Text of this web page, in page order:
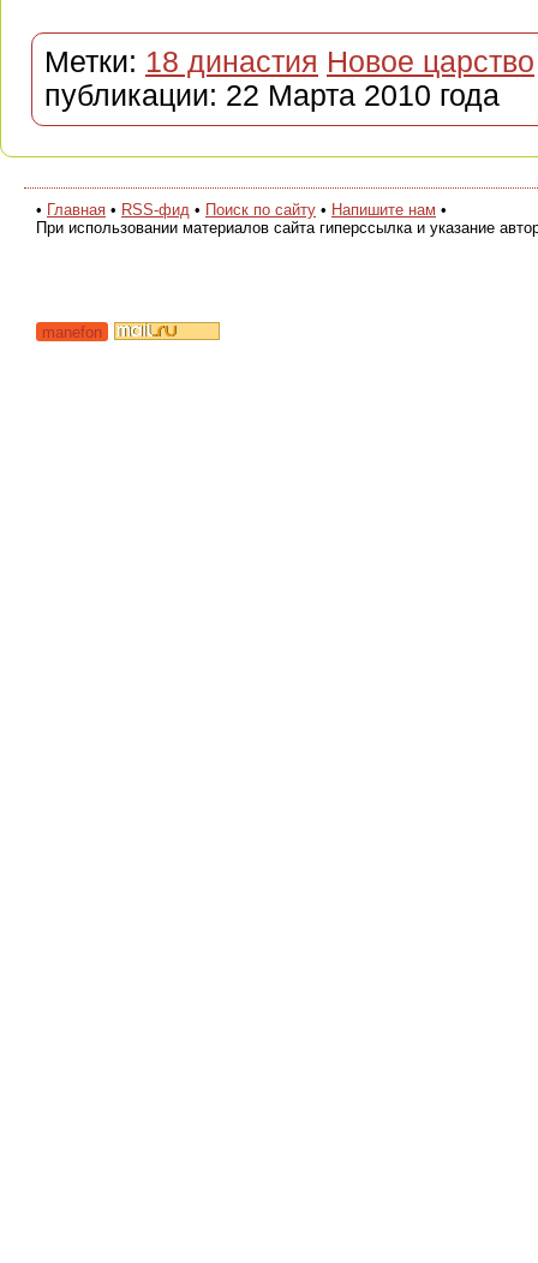
Метки: 18 династия Новое царство
публикации: 22 Марта 2010 года
• Главная • RSS-фид • Поиск по сайту • Напишите нам •
При использовании материалов сайта гиперссылка и указание
manefon